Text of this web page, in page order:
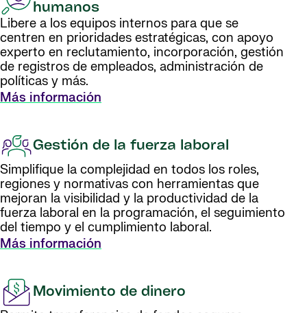
humanos
Libere a los equipos internos para que se
centren en prioridades estratégicas, con apoyo
experto en reclutamiento, incorporación, gestión
de registros de empleados, administración de
políticas y más.
Más información
Gestión de la fuerza laboral
Simplifique la complejidad en todos los roles,
regiones y normativas con herramientas que
mejoran la visibilidad y la productividad de la
fuerza laboral en la programación, el seguimiento
del tiempo y el cumplimiento laboral.
Más información
Movimiento de dinero